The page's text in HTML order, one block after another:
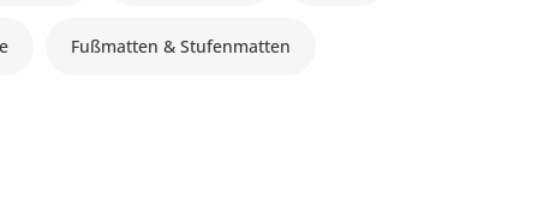
Fußmatten & Stufenmatten